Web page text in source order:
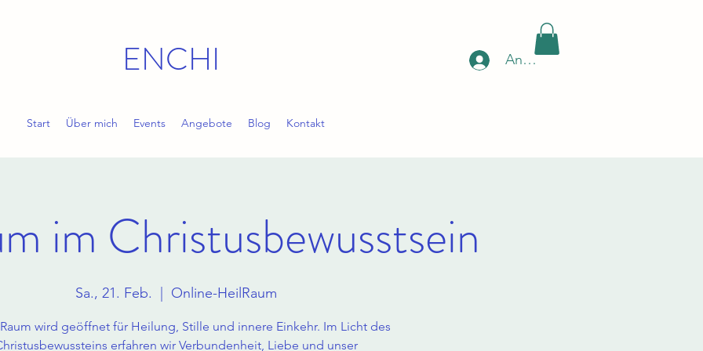
ENCHI Anmelden
Start Über mich Events Angebote Blog Kontakt
im Christusbewusstsein
Sa., 21. Feb.
  |
Online-HeilRaum
wird geöffnet für Heilung, Stille und innere Einkehr. Im Licht des
erfahren wir Verbundenheit, Liebe und unser